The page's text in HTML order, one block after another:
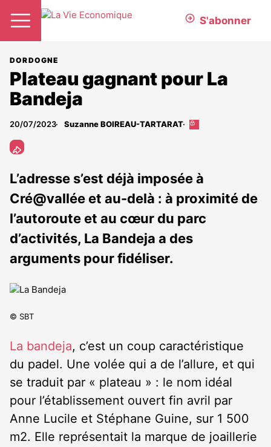
S'abonner
DORDOGNE
Plateau gagnant pour La
Bandeja
20/07/2023 Suzanne BOIREAU-TARTARAT
Cet
aux
abonnés
L’adresse s’est déjà imposée à
Cré@vallée et au-delà : à proximité de
l’autoroute et au cœur du parc
d’activités, La Bandeja a des
arguments pour fidéliser.
© SBT
La bandeja, c’est un coup caractéristique
du padel. Une volée qui a de l’allure, et qui
se traduit par « plateau » : le nom idéal
pour l’établissement ouvert fin avril par
Anne Lucile et Stéphane Guine, sur 1 500
m2. Elle représentait la marque de joaillerie